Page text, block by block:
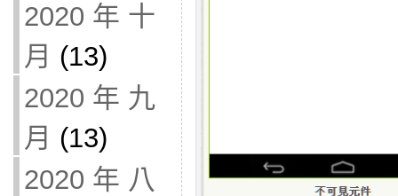
2020 年 十
月 (13)
2020 年 九
月 (13)
2020 年 八